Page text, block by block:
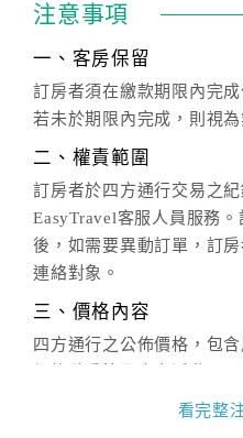
注意事項
一、客房保留
訂房者須在繳款期限內完
若未於期限內完成，則視為
二、權責範圍
訂房者於四方通行交易之
EasyTravel客服人員服務
後，如需要異動訂單，訂
連絡對象。
三、價格內容
四方通行之公佈價格，包
價」之當日價格為標準。
看完整